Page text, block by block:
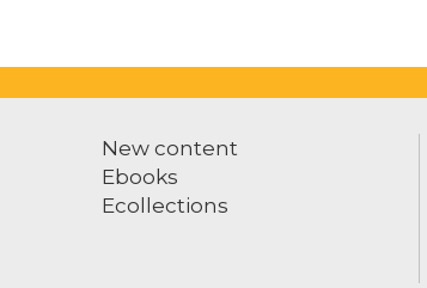
New content
Ebooks
Ecollections